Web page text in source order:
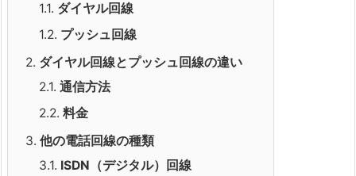
1.1. ダイヤル回線
1.2. プッシュ回線
2. ダイヤル回線とプッシュ回線の違い
2.1. 通信方法
2.2. 料金
3. 他の電話回線の種類
3.1. ISDN（デジタル）回線